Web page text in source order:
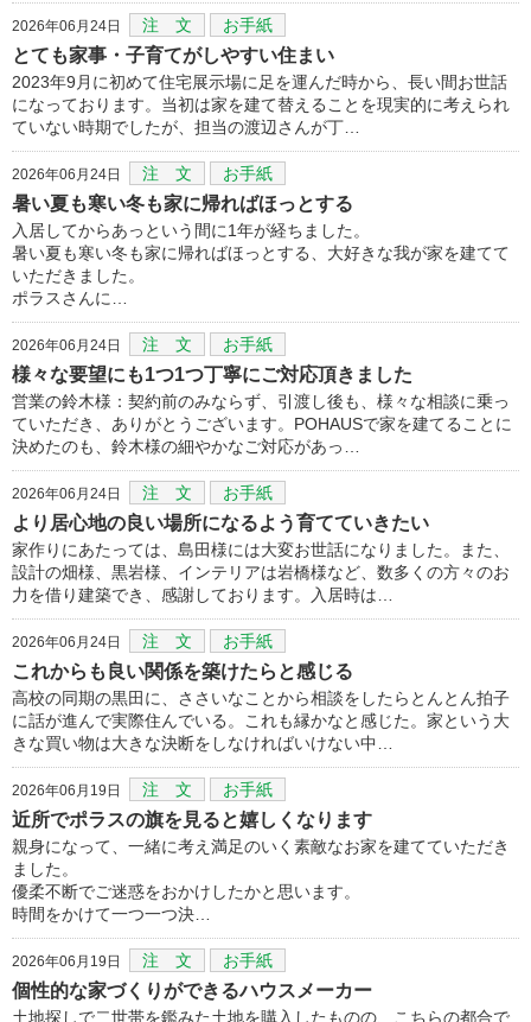
2026年06月24日 注 文 お手紙
とても家事・子育てがしやすい住まい
2023年9月に初めて住宅展示場に足を運んだ時から、長い間お世話
になっております。当初は家を建て替えることを現実的に考えられ
ていない時期でしたが、担当の渡辺さんが丁…
2026年06月24日 注 文 お手紙
暑い夏も寒い冬も家に帰ればほっとする
入居してからあっという間に1年が経ちました。
暑い夏も寒い冬も家に帰ればほっとする、大好きな我が家を建てて
いただきました。
ポラスさんに…
2026年06月24日 注 文 お手紙
様々な要望にも1つ1つ丁寧にご対応頂きました
営業の鈴木様：契約前のみならず、引渡し後も、様々な相談に乗っ
ていただき、ありがとうございます。POHAUSで家を建てることに
決めたのも、鈴木様の細やかなご対応があっ…
2026年06月24日 注 文 お手紙
より居心地の良い場所になるよう育てていきたい
家作りにあたっては、島田様には大変お世話になりました。また、
設計の畑様、黒岩様、インテリアは岩橋様など、数多くの方々のお
力を借り建築でき、感謝しております。入居時は…
2026年06月24日 注 文 お手紙
これからも良い関係を築けたらと感じる
高校の同期の黒田に、ささいなことから相談をしたらとんとん拍子
に話が進んで実際住んでいる。これも縁かなと感じた。家という大
きな買い物は大きな決断をしなければいけない中…
2026年06月19日 注 文 お手紙
近所でポラスの旗を見ると嬉しくなります
親身になって、一緒に考え満足のいく素敵なお家を建てていただき
ました。
優柔不断でご迷惑をおかけしたかと思います。
時間をかけて一つ一つ決…
2026年06月19日 注 文 お手紙
個性的な家づくりができるハウスメーカー
土地探しで二世帯を鑑みた土地を購入したものの、こちらの都合で